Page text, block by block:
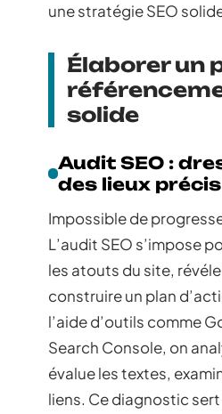
une stratégie SEO
Élaborer un
solide
Audit SEO :
des lieux précis
Impossible de
L’audit SEO s’impose
les atouts du site,
construire un plan
l’aide d’outils comme
Search Console, on
évalue les textes,
liens. Ce diagnostic